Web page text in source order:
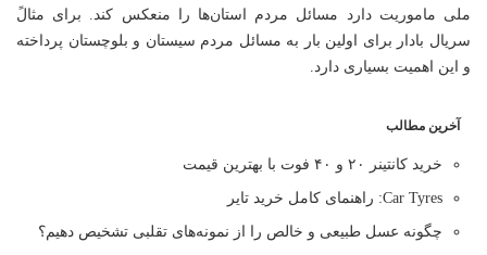
ملی ماموریت دارد مسائل مردم استان‌ها را منعکس کند. برای مثالً
سریال بادار برای اولین بار به مسائل مردم سیستان و بلوچستان پرداخته
و این اهمیت بسیاری دارد.
آخرین مطالب
خرید کانتینر ۲۰ و ۴۰ فوت با بهترین قیمت
Car Tyres: راهنمای کامل خرید تایر
چگونه عسل طبیعی و خالص را از نمونه‌های تقلبی تشخیص دهیم؟